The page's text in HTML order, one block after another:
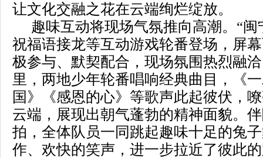
让文化交融之花在云端绚烂绽放。
趣味互动将现场气氛推向高潮。“闽
祝福语接龙等互动游戏轮番登场，屏
极参与、默契配合，现场氛围热烈融
里，两地少年轮番唱响经典曲目，《
国》《感恩的心》等歌声此起彼伏，
云端，展现出朝气蓬勃的精神面貌。
拍，全体队员一同跳起趣味十足的兔
作、欢快的笑声，进一步拉近了彼此